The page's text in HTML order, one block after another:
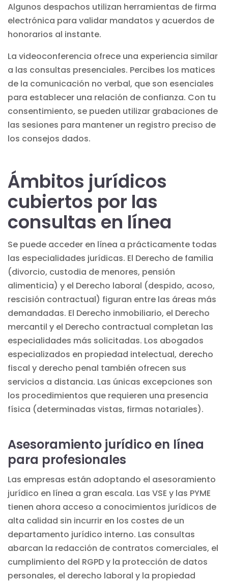
Algunos despachos utilizan herramientas de firma
electrónica para validar mandatos y acuerdos de
honorarios al instante.
La videoconferencia ofrece una experiencia similar
a las consultas presenciales. Percibes los matices
de la comunicación no verbal, que son esenciales
para establecer una relación de confianza. Con tu
consentimiento, se pueden utilizar grabaciones de
las sesiones para mantener un registro preciso de
los consejos dados.
Ámbitos jurídicos
cubiertos por las
consultas en línea
Se puede acceder en línea a prácticamente todas
las especialidades jurídicas. El Derecho de familia
(divorcio, custodia de menores, pensión
alimenticia) y el Derecho laboral (despido, acoso,
rescisión contractual) figuran entre las áreas más
demandadas. El Derecho inmobiliario, el Derecho
mercantil y el Derecho contractual completan las
especialidades más solicitadas. Los abogados
especializados en propiedad intelectual, derecho
fiscal y derecho penal también ofrecen sus
servicios a distancia. Las únicas excepciones son
los procedimientos que requieren una presencia
física (determinadas vistas, firmas notariales).
Asesoramiento jurídico en línea
para profesionales
Las empresas están adoptando el asesoramiento
jurídico en línea a gran escala. Las VSE y las PYME
tienen ahora acceso a conocimientos jurídicos de
alta calidad sin incurrir en los costes de un
departamento jurídico interno. Las consultas
abarcan la redacción de contratos comerciales, el
cumplimiento del RGPD y la protección de datos
personales, el derecho laboral y la propiedad